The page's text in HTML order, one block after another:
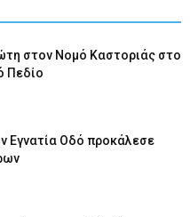
στον Νομό Καστοριάς στο
Πεδίο
Εγνατία Οδό προκάλεσε